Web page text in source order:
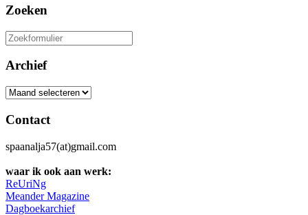
Zoeken
Zoeken
naar:
Archief
Archief
Contact
spaanalja57(at)gmail.com
waar ik ook aan werk:
ReUriNg
Meander Magazine
Dagboekarchief